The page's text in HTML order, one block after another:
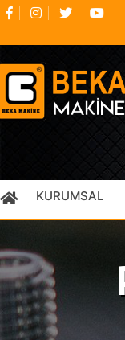
KURUMSAL
VİZYON &
SERTİFİKALAR